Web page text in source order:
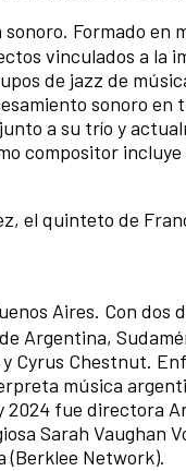
Formado en
vinculados a la
de jazz de
sonoro en
a su trío y
compositor incluye
el quinteto de
Aires. Con dos
Argentina,
Cyrus Chestnut.
música
2024 fue directora
Sarah Vaughan
(Berklee Network).